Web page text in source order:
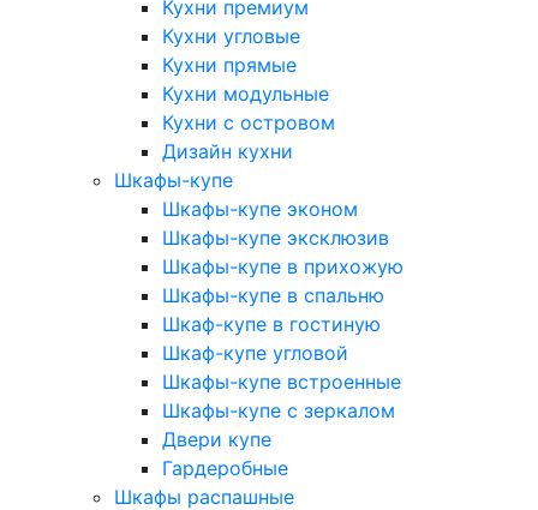
Кухни премиум
Кухни угловые
Кухни прямые
Кухни модульные
Кухни с островом
Дизайн кухни
Шкафы-купе
Шкафы-купе эконом
Шкафы-купе эксклюзив
Шкафы-купе в прихожую
Шкафы-купе в спальню
Шкаф-купе в гостиную
Шкаф-купе угловой
Шкафы-купе встроенные
Шкафы-купе с зеркалом
Двери купе
Гардеробные
Шкафы распашные